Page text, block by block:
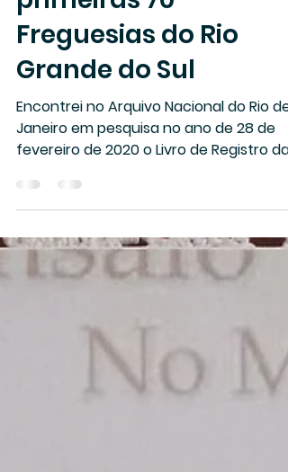
Registro das
primeiras 70
Freguesias do Rio
Grande do Sul
Encontrei no Arquivo Nacional do Rio de
Janeiro em pesquisa no ano de 28 de